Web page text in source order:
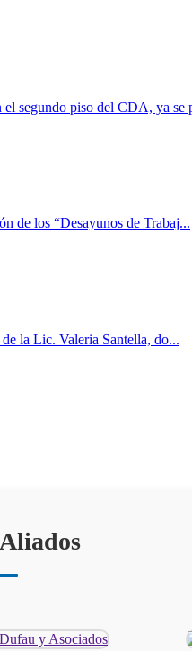
el segundo piso del CDA, ya se
de los “Desayunos de Trabaj...
la Lic. Valeria Santella, do...